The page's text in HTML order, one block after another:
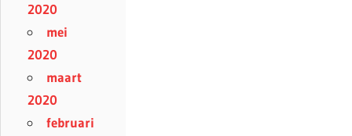
2020
mei
2020
maart
2020
februari